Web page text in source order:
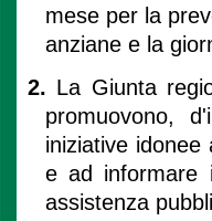
mese per la
anziane e la
2. La Giunta
promuovono,
iniziative
e ad informare
assistenza